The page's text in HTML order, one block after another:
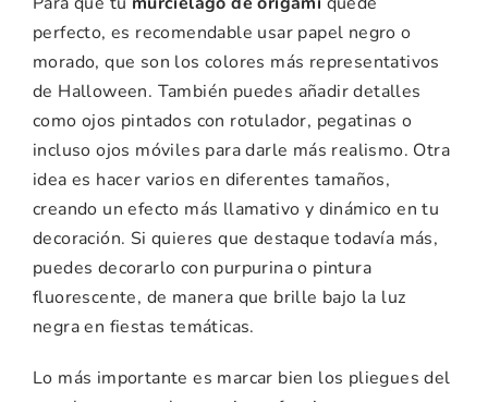
perfecto, es recomendable usar papel negro o
morado, que son los colores más representativos
de Halloween. También puedes añadir detalles
como ojos pintados con rotulador, pegatinas o
incluso ojos móviles para darle más realismo. Otra
idea es hacer varios en diferentes tamaños,
creando un efecto más llamativo y dinámico en tu
decoración. Si quieres que destaque todavía más,
puedes decorarlo con purpurina o pintura
fluorescente, de manera que brille bajo la luz
negra en fiestas temáticas.
Lo más importante es marcar bien los pliegues del